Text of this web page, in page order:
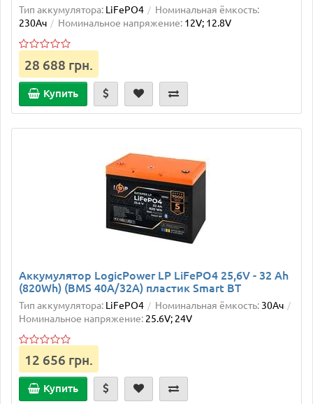
Тип аккумулятора: LiFePO4
Номинальная ёмкость:
230Ач
Номинальное напряжение: 12V; 12.8V
28 688 грн.
Купить
Аккумулятор LogicPower LP LiFePO4 25,6V - 32 Ah
(820Wh) (BMS 40A/32А) пластик Smart BT
Тип аккумулятора: LiFePO4 Номинальная ёмкость: 30Ач
Номинальное напряжение: 25.6V; 24V
12 656 грн.
Купить